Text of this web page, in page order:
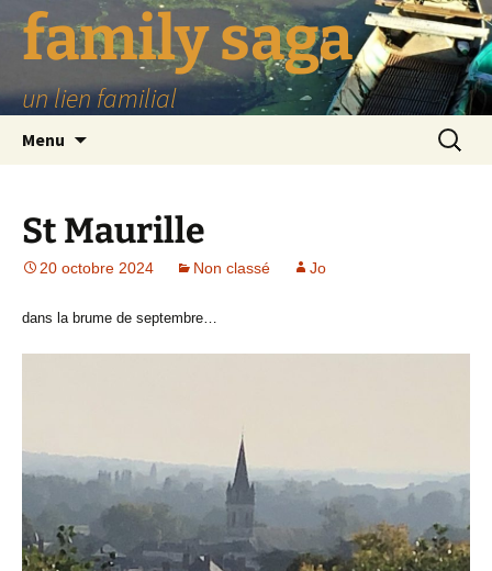
family saga
un lien familial
Menu
au
St Maurille
20 octobre 2024 Non classé Jo
dans la brume de septembre…